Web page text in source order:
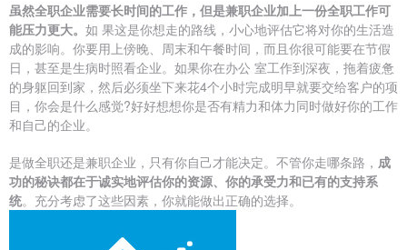
虽然全职企业需要长时间的工作，但是兼职企业加上一份全职工作可
能压力更大。 如 果这是你想走的路线，小心地评估它将对你的生活造
成的影响。你要用上傍晚、周末和午餐时间，而且你很可能要在节假
日，甚至是生病时照看企业。如果你在办公 室工作到深夜，拖着疲惫
的身躯回到家，然后必须坐下来花4个小时完成明早就要交给客户的项
目，你会是什么感觉?好好想想你是否有精力和体力同时做好你的工作
和自己的企业。
是做全职还是兼职企业，只有你自己才能决定。不管你走哪条路， 成
功的秘诀都在于诚实地评估你的资源、你的承受力和已有的支持系
统。充分考虑了这些因素，你就能做出正确的选择。